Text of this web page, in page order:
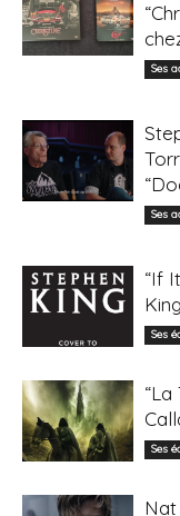
Ses
Ses
“If
Ses
Ses